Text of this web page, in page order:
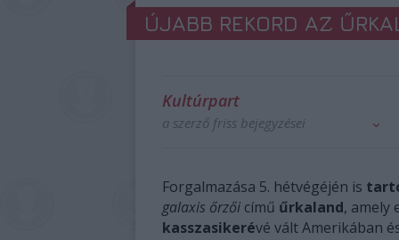
ÚJABB REKORD AZ
Kultúrpart
a szerző friss bejegyzései
Forgalmazása 5. hétvégéjén is
galaxis őrzői című űrkaland, amely
kasszasikerévé vált Amerikában